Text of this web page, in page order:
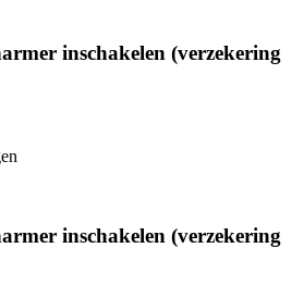
inschakelen (verzekering
inschakelen (verzekering